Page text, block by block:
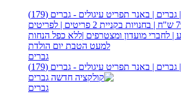
| גברים | באנר תפריט עיגולים - גברים (179)
גברים
| גברים | באנר תפריט עיגולים - גברים (179)
גברים